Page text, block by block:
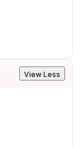
View Less